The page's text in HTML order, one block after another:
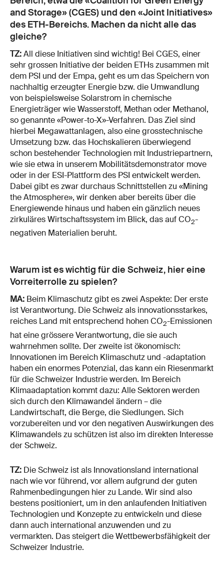
and Storage» (CGES) und den «Joint Initiatives»
des ETH-Bereichs. Machen da nicht alle das
gleiche?
TZ:All diese Initiativen sind wichtig! Bei CGES, einer
sehr grossen Initiative der beiden ETHs zusammen mit
dem PSI und der Empa, geht es um das Speichern von
nachhaltig erzeugter Energie bzw. die Umwandlung
von beispielsweise Solarstrom in chemische
Energieträger wie Wasserstoff, Methan oder Methanol,
so genannte «Power-to-X»-Verfahren. Das Ziel sind
hierbei Megawattanlagen, also eine grosstechnische
Umsetzung bzw. das Hochskalieren überwiegend
schon bestehender Technologien mit Industriepartnern,
wie sie etwa in unserem Mobilitätsdemonstrator move
oder in der ESI-Plattform des PSI entwickelt werden.
Dabei gibt es zwar durchaus Schnittstellen zu «Mining
the Atmosphere», wir denken aber bereits über die
Energiewende hinaus und haben ein gänzlich neues
zirkuläres Wirtschaftssystem im Blick, das auf CO2-
negativen Materialien beruht.
Warum ist es wichtig für die Schweiz, hier eine
Vorreiterrolle zu spielen?
MA: Beim Klimaschutz gibt es zwei Aspekte: Der erste
ist Verantwortung. Die Schweiz als innovationsstarkes,
reiches Land mit entsprechend hohen CO2-Emissionen
hat eine grössere Verantwortung, die sie auch
wahrnehmen sollte. Der zweite ist ökonomisch:
Innovationen im Bereich Klimaschutz und -adaptation
haben ein enormes Potenzial, das kann ein Riesenmarkt
für die Schweizer Industrie werden. Im Bereich
Klimaadaptation kommt dazu: Alle Sektoren werden
sich durch den Klimawandel ändern – die
Landwirtschaft, die Berge, die Siedlungen. Sich
vorzubereiten und vor den negativen Auswirkungen des
Klimawandels zu schützen ist also im direkten Interesse
der Schweiz.
TZ: Die Schweiz ist als Innovationsland international
nach wie vor führend, vor allem aufgrund der guten
Rahmenbedingungen hier zu Lande. Wir sind also
bestens positioniert, um in den anlaufenden Initiativen
Technologien und Konzepte zu entwickeln und diese
dann auch international anzuwenden und zu
vermarkten. Das steigert die Wettbewerbsfähigkeit der
Schweizer Industrie.